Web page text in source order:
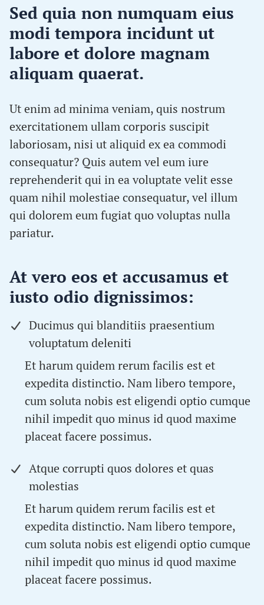
Sed quia non numquam eius
modi tempora incidunt ut
labore et dolore magnam
aliquam quaerat.
Ut enim ad minima veniam, quis nostrum
exercitationem ullam corporis suscipit
laboriosam, nisi ut aliquid ex ea commodi
consequatur? Quis autem vel eum iure
reprehenderit qui in ea voluptate velit esse
quam nihil molestiae consequatur, vel illum
qui dolorem eum fugiat quo voluptas nulla
pariatur.
At vero eos et accusamus et
iusto odio dignissimos:
Ducimus qui blanditiis praesentium
voluptatum deleniti
Et harum quidem rerum facilis est et
expedita distinctio. Nam libero tempore,
cum soluta nobis est eligendi optio cumque
nihil impedit quo minus id quod maxime
placeat facere possimus.
Atque corrupti quos dolores et quas
molestias
Et harum quidem rerum facilis est et
expedita distinctio. Nam libero tempore,
cum soluta nobis est eligendi optio cumque
nihil impedit quo minus id quod maxime
placeat facere possimus.